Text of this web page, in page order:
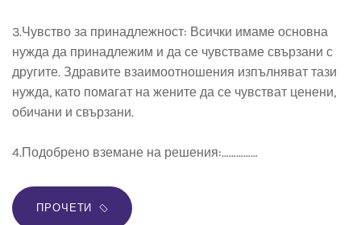
3.Чувство за принадлежност: Всички имаме основна
нужда да принадлежим и да се чувстваме свързани с
другите. Здравите взаимоотношения изпълняват тази
нужда, като помагат на жените да се чувстват ценени,
обичани и свързани.
4.Подобрено вземане на решения:……………
ПРОЧЕТИ